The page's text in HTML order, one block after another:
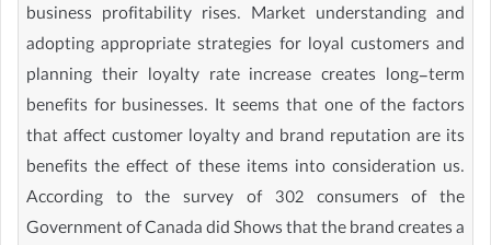
business profitability rises. Market understanding and
adopting appropriate strategies for loyal customers and
planning their loyalty rate increase creates long-term
benefits for businesses. It seems that one of the factors
that affect customer loyalty and brand reputation are its
benefits the effect of these items into consideration us.
According to the survey of 302 consumers of the
Government of Canada did Shows that the brand creates a